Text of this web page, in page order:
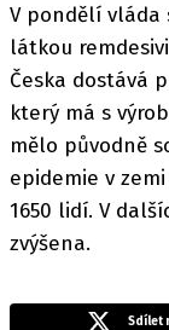
V pondělí vláda
látkou
Česka dostává
který má s
mělo původně
epidemie v
1650 lidí. V
zvýšena.
Sdílet